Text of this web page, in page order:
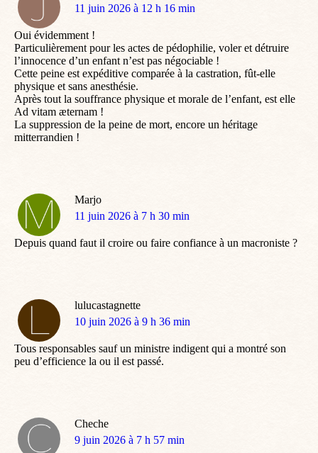
dit
11 juin 2026 à 12 h 16 min
Oui évidemment !
Particulièrement pour les actes de pédophilie, voler et détruire
l’innocence d’un enfant n’est pas négociable !
Cette peine est expéditive comparée à la castration, fût-elle
physique et sans anesthésie.
Après tout la souffrance physique et morale de l’enfant, est elle
Ad vitam æternam !
La suppression de la peine de mort, encore un héritage
mitterrandien !
Marjo
dit
11 juin 2026 à 7 h 30 min
Depuis quand faut il croire ou faire confiance à un macroniste ?
lulucastagnette
dit
10 juin 2026 à 9 h 36 min
Tous responsables sauf un ministre indigent qui a montré son
peu d’efficience la ou il est passé.
Cheche
dit
9 juin 2026 à 7 h 57 min